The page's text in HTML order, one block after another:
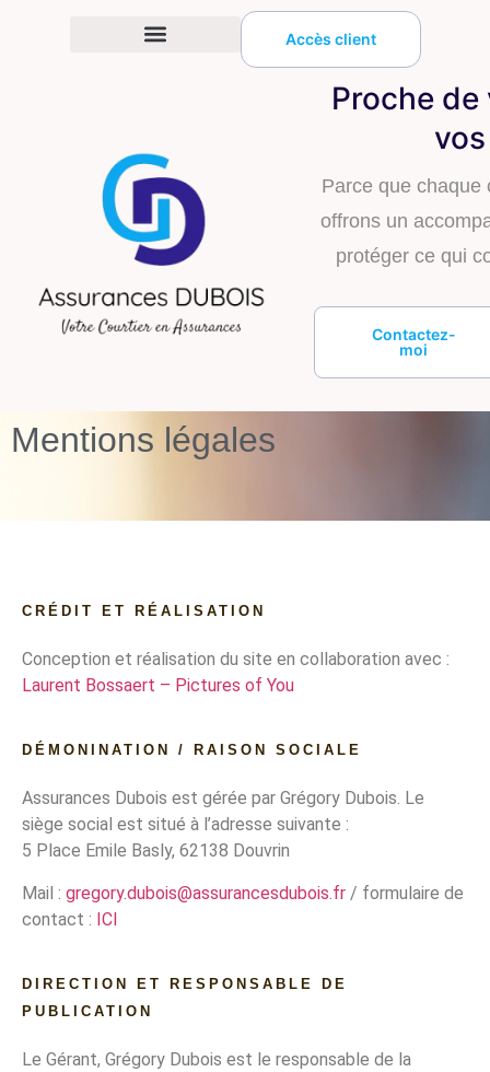
Accès client
Proche
Parce que chaque
offrons un
protéger ce qui
Contactez-
moi
Mentions légales
CRÉDIT ET RÉALISATION
Conception et réalisation du site en collaboration avec :
Laurent Bossaert – Pictures of You
DÉMONINATION / RAISON SOCIALE
Assurances Dubois est gérée par Grégory Dubois. Le
siège social est situé à l’adresse suivante :
5 Place Emile Basly, 62138 Douvrin
Mail : gregory.dubois@assurancesdubois.fr / formulaire de
contact : ICI
DIRECTION ET RESPONSABLE DE
PUBLICATION
Le Gérant, Grégory Dubois est le responsable de la